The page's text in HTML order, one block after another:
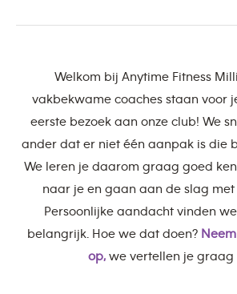
Welkom bij Anytime Fitness
vakbekwame coaches staan voor
eerste bezoek aan onze club! We
ander dat er niet één aanpak is die
We leren je daarom graag goed
naar je en gaan aan de slag met
Persoonlijke aandacht vinden
belangrijk. Hoe we dat doen?
op, we vertellen je graag